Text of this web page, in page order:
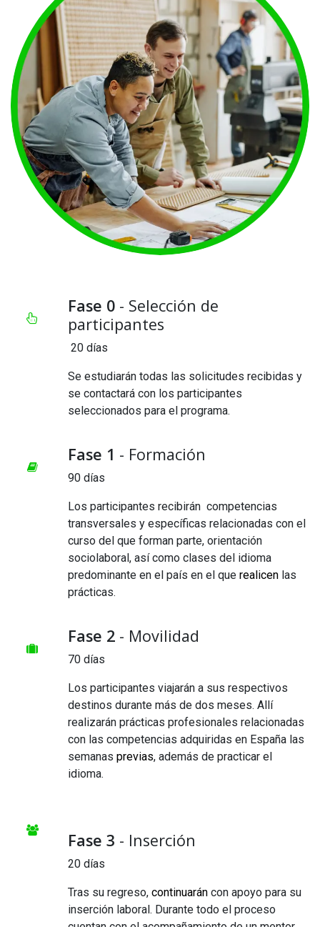
Fase 2 - Movilidad
70 días
Los participantes viajarán a sus respectivos
destinos durante más de dos meses. Allí
realizarán prácticas profesionales relacionadas
con las competencias adquiridas en España las
semanas previas, además de practicar el
idioma.
Fase 1 - Formación
90 días
Los participantes recibirán competencias
transversales y específicas relacionadas con el
curso del que forman parte, orientación
sociolaboral, así como clases del idioma
predominante en el país en el que realicen las
prácticas.
Fase 0 - Selección de
participantes
20 días
Se estudiarán todas las solicitudes recibidas y
se contactará con los participantes
seleccionados para el programa.
Fase 3 - Inserción
20 días
Tras su regreso, continuarán con apoyo para su
inserción laboral. Durante todo el proceso